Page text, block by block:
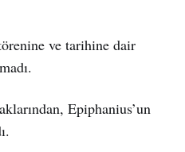
ve tarihine dair
Epiphanius’un